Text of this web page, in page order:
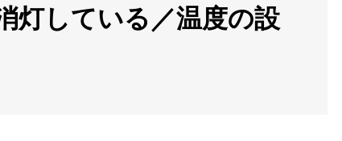
灯している／温度の設